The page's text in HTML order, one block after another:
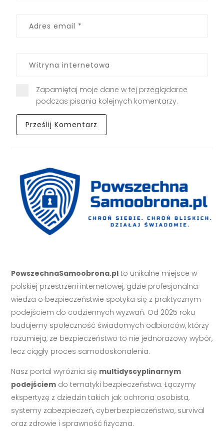
Zapamiętaj moje dane w tej przeglądarce
podczas pisania kolejnych komentarzy.
PowszechnaSamoobrona.pl to unikalne miejsce w
polskiej przestrzeni internetowej, gdzie profesjonalna
wiedza o bezpieczeństwie spotyka się z praktycznym
podejściem do codziennych wyzwań. Od 2025 roku
budujemy społeczność świadomych odbiorców, którzy
rozumieją, że bezpieczeństwo to nie jednorazowy wybór,
lecz ciągły proces samodoskonalenia.
Nasz portal wyróżnia się multidyscyplinarnym
podejściem do tematyki bezpieczeństwa. Łączymy
ekspertyzę z dziedzin takich jak ochrona osobista,
systemy zabezpieczeń, cyberbezpieczeństwo, survival
oraz zdrowie i sprawność fizyczna.